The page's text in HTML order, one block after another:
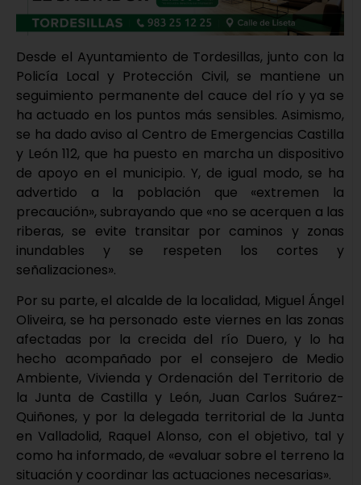
Desde el Ayuntamiento de Tordesillas, junto con la
Policía Local y Protección Civil, se mantiene un
seguimiento permanente del cauce del río y ya se
ha actuado en los puntos más sensibles. Asimismo,
se ha dado aviso al Centro de Emergencias Castilla
y León 112, que ha puesto en marcha un dispositivo
de apoyo en el municipio. Y, de igual modo, se ha
advertido a la población que «extremen la
precaución», subrayando que «no se acerquen a las
riberas, se evite transitar por caminos y zonas
inundables y se respeten los cortes y
señalizaciones».
Por su parte, el alcalde de la localidad, Miguel Ángel
Oliveira, se ha personado este viernes en las zonas
afectadas por la crecida del río Duero, y lo ha
hecho acompañado por el consejero de Medio
Ambiente, Vivienda y Ordenación del Territorio de
la Junta de Castilla y León, Juan Carlos Suárez-
Quiñones, y por la delegada territorial de la Junta
en Valladolid, Raquel Alonso, con el objetivo, tal y
como ha informado, de «evaluar sobre el terreno la
situación y coordinar las actuaciones necesarias».